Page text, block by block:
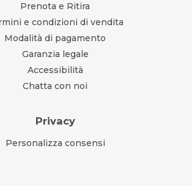
Prenota e Ritira
e condizioni di vendita
Modalità di pagamento
Garanzia legale
Accessibilità
Chatta con noi
Privacy
Personalizza consensi